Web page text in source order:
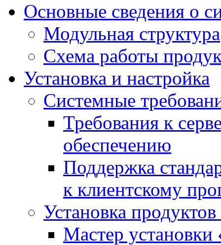
Основные сведения о
Модульная структура
Схема работы
Установка и настройка
Системные
Требования к
обеспечению
Поддержка
к клиентскому
Установка
Мастер